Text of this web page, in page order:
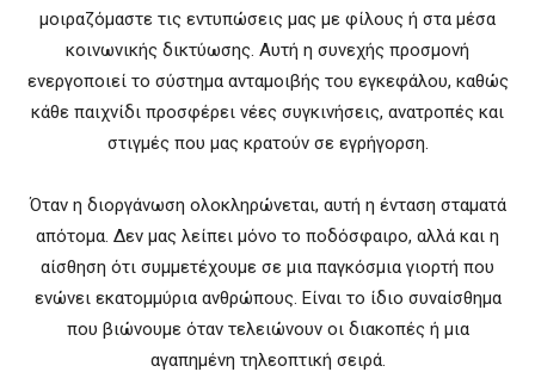
μοιραζόμαστε τις εντυπώσεις μας με φίλους ή στα μέσα
κοινωνικής δικτύωσης. Αυτή η συνεχής προσμονή
ενεργοποιεί το σύστημα ανταμοιβής του εγκεφάλου, καθώς
κάθε παιχνίδι προσφέρει νέες συγκινήσεις, ανατροπές και
στιγμές που μας κρατούν σε εγρήγορση.
Όταν η διοργάνωση ολοκληρώνεται, αυτή η ένταση σταματά
απότομα. Δεν μας λείπει μόνο το ποδόσφαιρο, αλλά και η
αίσθηση ότι συμμετέχουμε σε μια παγκόσμια γιορτή που
ενώνει εκατομμύρια ανθρώπους. Είναι το ίδιο συναίσθημα
που βιώνουμε όταν τελειώνουν οι διακοπές ή μια
αγαπημένη τηλεοπτική σειρά.